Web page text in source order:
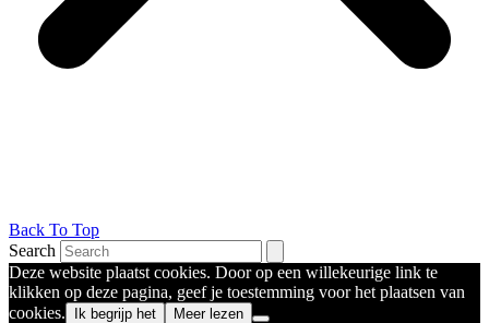
Back To Top
Search
Deze website plaatst cookies. Door op een willekeurige link te
klikken op deze pagina, geef je toestemming voor het plaatsen van
cookies.
Ik begrijp het Meer lezen